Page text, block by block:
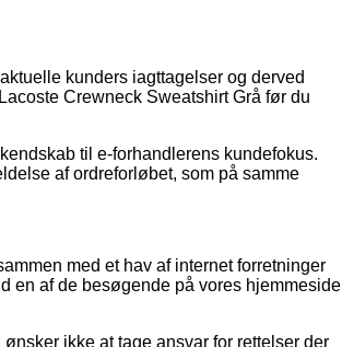
kunders iagttagelser og derved
Crewneck Sweatshirt Grå før du
til e-forhandlerens kundefokus.
af ordreforløbet, som på samme
med et hav af internet forretninger
en af de besøgende på vores hjemmeside
ikke at tage ansvar for rettelser der